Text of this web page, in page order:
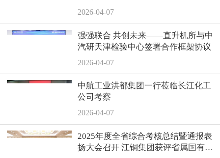
2026-04-07
强强联合 共创未来——直升机所与中
汽研天津检验中心签署合作框架协议
2026-04-07
中航工业洪都集团一行莅临长江化工
公司考察
2026-04-07
2025年度全省综合考核总结暨通报表
扬大会召开 江铜集团获评省属国有企